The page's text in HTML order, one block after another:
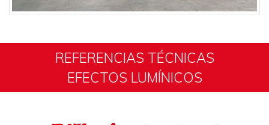
REFERENCIAS TÉCNICAS
EFECTOS LUMÍNICOS